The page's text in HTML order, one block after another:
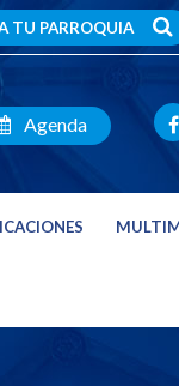
TU PARROQUIA
Agenda